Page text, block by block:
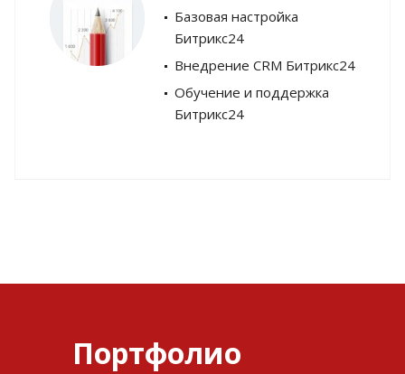
Базовая настройка
Битрикс24
Внедрение CRM Битрикс24
Обучение и поддержка
Битрикс24
Портфолио